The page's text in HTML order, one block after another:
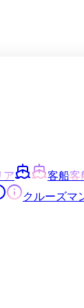
ア 客船客
クルーズマ